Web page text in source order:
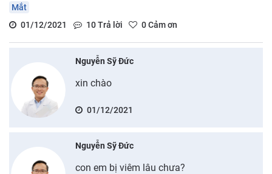
Mắt
01/12/2021
10Trả lời 0Cảm ơn
Nguyễn Sỹ Đức
xin chào
01/12/2021
Nguyễn Sỹ Đức
con em bị viêm lâu chưa?